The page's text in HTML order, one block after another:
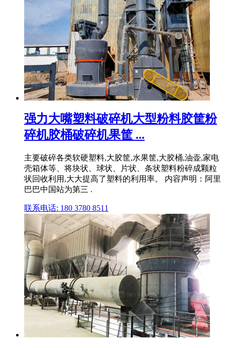
强力大嘴塑料破碎机大型粉料胶筐粉
碎机胶桶破碎机果筐 ...
主要破碎各类软硬塑料,大胶筐,水果筐,大胶桶,油壶,家电
壳箱体等、将块状、球状、片状、条状塑料粉碎成颗粒
状回收利用,大大提高了塑料的利用率。 内容声明：阿里
巴巴中国站为第三 .
联系电话: 180 3780 8511